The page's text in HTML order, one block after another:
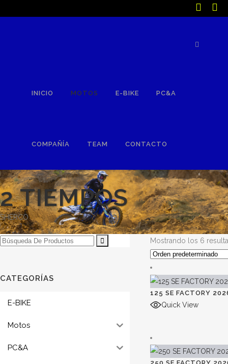
INICIO MOTOS E-BIKE PC&A
COMPAÑÍA TEAM CONTACTO
2 TIEMPOS
SHERCO
Búsqueda
CATEGORÍAS
E-BIKE
Motos
PC&A
Mostrando los 6
125 SE FACTORY
Quick View